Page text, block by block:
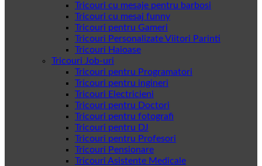
Tricouri cu mesaje pentru barbosi
Tricouri cu mesaj funny
Tricouri pentru Gameri
Tricouri Personalizate Viitori Parinti
Tricouri Haioase
Tricouri Job-uri
Tricouri pentru Programatori
Tricouri pentru ingineri
Tricouri Electricieni
Tricouri pentru Doctori
Tricouri pentru fotografi
Tricouri pentru DJ
Tricouri pentru Profesori
Tricouri Pensionare
Tricouri Asistente Medicale